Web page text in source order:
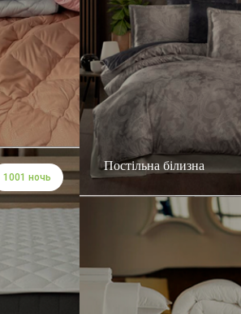
1001 ночь
Постільна білизна